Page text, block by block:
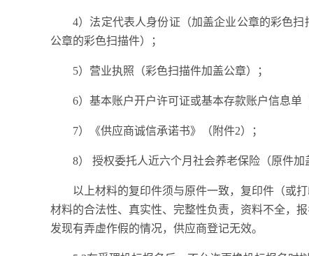
4）法定代表人身份证（加盖企业公章的彩色
公章的彩色扫描件）；
5）营业执照（彩色扫描件加盖公章）；
6）基本账户开户许可证或基本存款账户信息单
7）《供应商诚信承诺书》（附件2）；
8） 授权委托人近六个月社会养老保险（原件加
以上材料的复印件须与原件一致，复印件（或
材料的合法性、真实性、完整性负责，资料不全，
发现有弄虚作假的情况，供应商登记无效。